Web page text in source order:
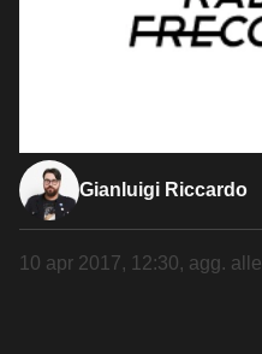
Gianluigi Riccardo
10 apr 2017, 12:30, agg. alle